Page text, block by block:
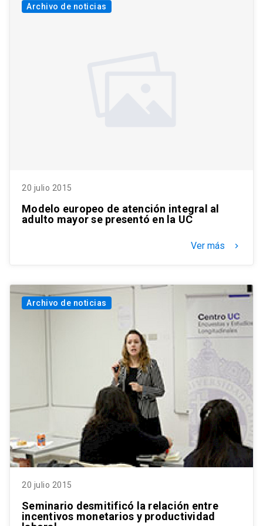
Archivo de noticias
20 julio 2015
Modelo europeo de atención integral al
adulto mayor se presentó en la UC
Ver más keyboard_arrow_right
Archivo de noticias
20 julio 2015
Seminario desmitificó la relación entre
incentivos monetarios y productividad